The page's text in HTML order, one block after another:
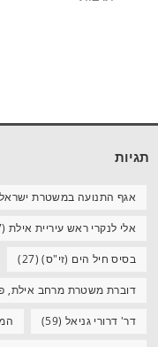
תגיות
אגף התנועה במשטרת ישראל
אלי לנקרי ראש עיריית אילת (207)
בסיס חיל הים (זי"ס)(27)
דוברת משטרת מרחב אילת,
דר' דרורי גניאל (59)